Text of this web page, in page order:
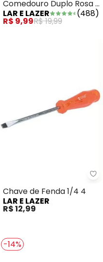
Comedouro Duplo Rosa 1
Peça
LAR E LAZER (488)
R$ 9,99R$ 19,99
- Micro Retifica com
Chave de Fenda 1/4 4
LAR E LAZER
R$ 12,99
-14%